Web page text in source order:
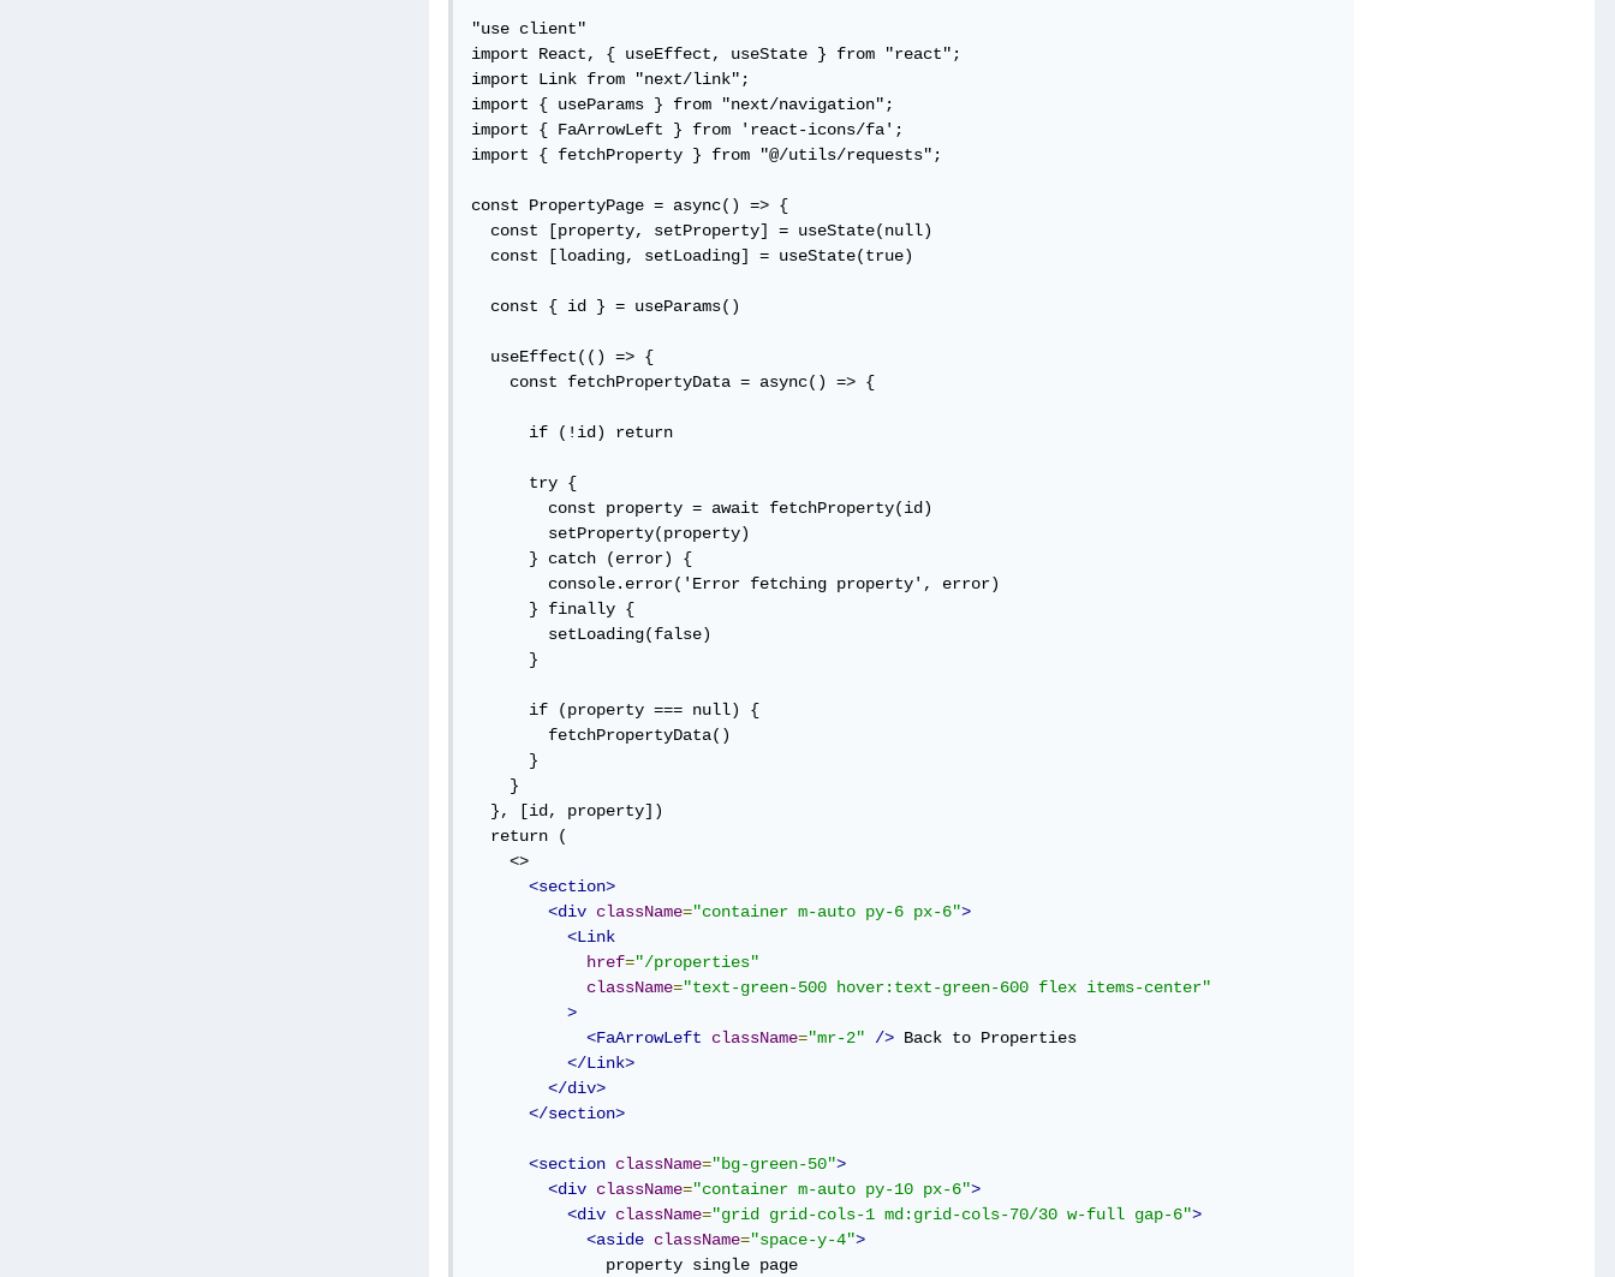
"use client"
import React, { useEffect, useState } from "react";
import Link from "next/link";
import { useParams } from "next/navigation";
import { FaArrowLeft } from 'react-icons/fa';
import { fetchProperty } from "@/utils/requests";
const PropertyPage = async() => {
  const [property, setProperty] = useState(null)
  const [loading, setLoading] = useState(true)
  const { id } = useParams()
  useEffect(() => {
    const fetchPropertyData = async() => {
      if (!id) return
      try {
        const property = await fetchProperty(id)
        setProperty(property)
      } catch (error) {
        console.error('Error fetching property', error)
      } finally {
        setLoading(false)
      }
      if (property === null) {
        fetchPropertyData()
      }
    }
  }, [id, property])
  return (
    <>
<section>
<div className="container m-auto py-6 px-6">
<Link
href="/properties"
className="text-green-500 hover:text-green-600 flex items-center"
>
<FaArrowLeft
className="mr-2" /> Back to Properties
</Link>
</div>
</section>
<section className="bg-green-50">
<div className="container m-auto py-10 px-6">
<div className="grid grid-cols-1 md:grid-cols-70/30 w-full gap-6">
<aside className="space-y-4">
              property single page